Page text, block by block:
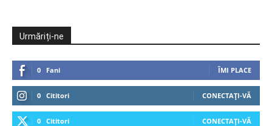
Urmăriți-ne
0 Fani ÎMI PLACE
0 Cititori CONECTAȚI-VĂ
0 Cititori CONECTAȚI-VĂ